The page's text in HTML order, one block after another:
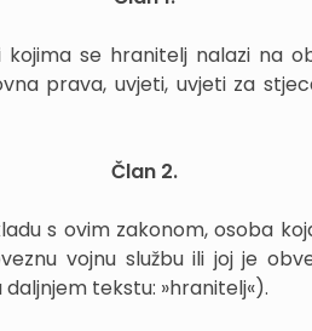
se hranitelj nalazi na
prava, uvjeti, uvjeti za
Član 2.
s ovim zakonom, osoba
vojnu službu ili joj je
tekstu: »hranitelj«).